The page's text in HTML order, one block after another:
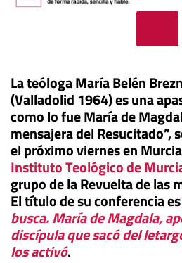
La teóloga María Belén
(Valladolid 1964) es una
como lo fue María de
mensajera del Resucitado”,
el próximo viernes en
Instituto Teológico de
grupo de la Revuelta de las
El título de su conferencia es
busca. María de Magdala,
discípula que sacó del
los activó.